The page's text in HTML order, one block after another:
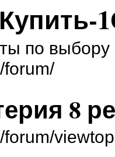
по
forum/
8